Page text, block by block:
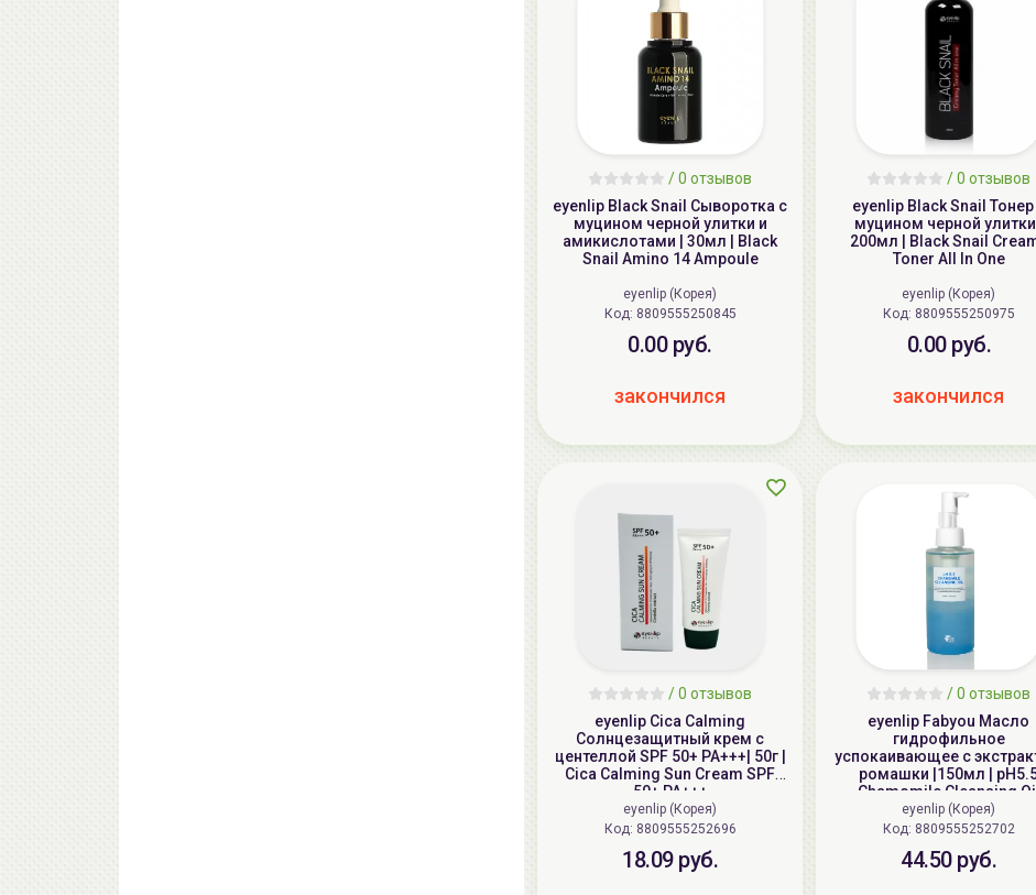
/0 отзывов
eyenlip Black Snail Сыворотка с
муцином черной улитки и
амикислотами | 30мл | Black
Snail Amino 14 Ampoule
eyenlip (Корея)
Код: 8809555250845
0.00 руб.
закончился
/0 отзывов
eyenlip Black Snail Тонер
муцином черной улитки |
200мл | Black Snail
Toner All In One
eyenlip (Корея)
Код: 8809555250975
0.00 руб.
закончился
/0 отзывов
eyenlip Cica Calming
Солнцезащитный крем с
центеллой SPF 50+ PA+++| 50г |
Cica Calming Sun Cream SPF
50+ PA+++
eyenlip (Корея)
Код: 8809555252696
18.09 руб.
/0 отзывов
eyenlip Fabyou Масло
гидрофильное
успокаивающее с
ромашки |150мл |
Chamomile Cleansing
eyenlip (Корея)
Код: 8809555252702
44.50 руб.